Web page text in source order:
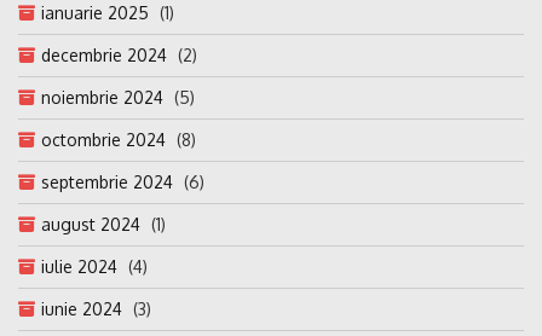
ianuarie 2025 (1)
decembrie 2024 (2)
noiembrie 2024 (5)
octombrie 2024 (8)
septembrie 2024 (6)
august 2024 (1)
iulie 2024 (4)
iunie 2024 (3)